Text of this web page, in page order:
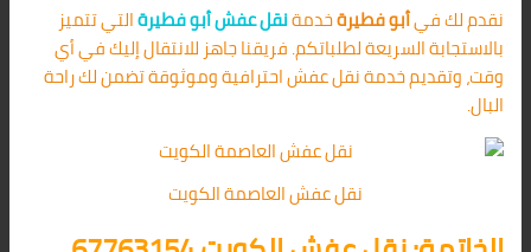
نقدم لك فيأبو فطيرةخدمةنقل عفش أبو فطيرةالتي تتميز
بالاستجابة السريعة لطلباتكم. فريقنا جاهز للانتقال إليك في أي
وقت، وتقديم خدمة نقل عفش احترافية وموثوقة تضمن لك راحة
البال.
نقل عفش العاصمة الكويت